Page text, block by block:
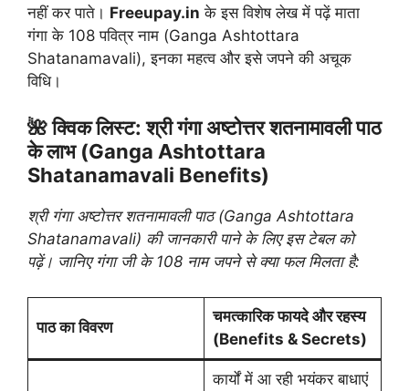
नहीं कर पाते। Freeupay.in के इस विशेष लेख में पढ़ें माता
गंगा के 108 पवित्र नाम (Ganga Ashtottara
Shatanamavali), इनका महत्व और इसे जपने की अचूक
विधि।
🌺 क्विक लिस्ट: श्री गंगा अष्टोत्तर शतनामावली पाठ
के लाभ (Ganga Ashtottara
Shatanamavali Benefits)
श्री गंगा अष्टोत्तर शतनामावली पाठ (Ganga Ashtottara
Shatanamavali) की जानकारी पाने के लिए इस टेबल को
पढ़ें। जानिए गंगा जी के 108 नाम जपने से क्या फल मिलता है:
पाठ का विवरण
चमत्कारिक फायदे और रहस्य
(Benefits & Secrets)
कार्यों में आ रही भयंकर बाधाएं